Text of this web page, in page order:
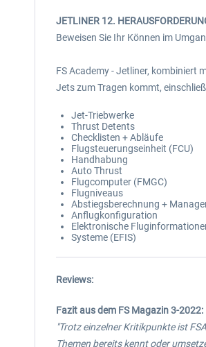
JETLINER 12.
Beweisen Sie Ihr Können im
FS Academy - Jetliner, kombiniert
Jets zum Tragen kommt,
Jet-Triebwerke
Thrust Detents
Checklisten + Abläufe
Flugsteuerungseinheit (FCU)
Handhabung
Auto Thrust
Flugcomputer (FMGC)
Flugniveaus
Abstiegsberechnung +
Anflugkonfiguration
Elektronische
Systeme (EFIS)
Reviews:
Fazit aus dem FS Magazin 3-2022:
"Trotz einzelner Kritikpunkte ist
Themen bereits kennt oder